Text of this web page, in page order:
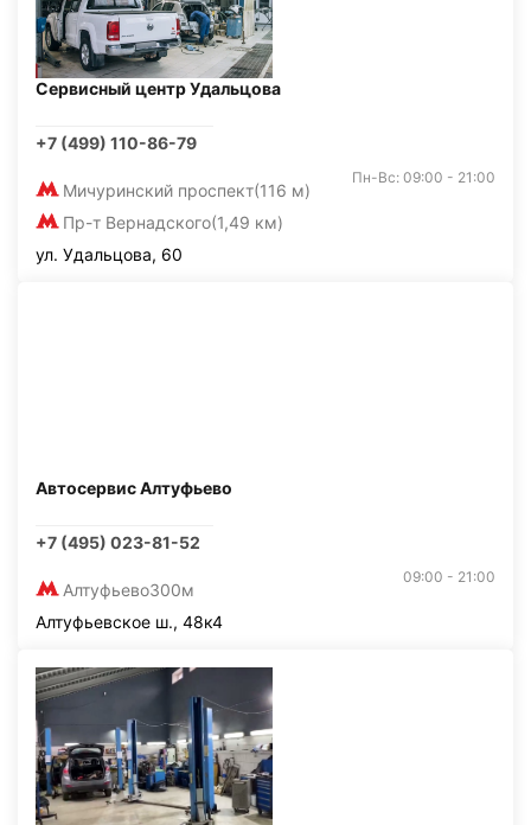
Сервисный центр Удальцова
+7 (499) 110-86-79
Мичуринский проспект(116 м)
Пр-т Вернадского(1,49 км)
Пн-Вс: 09:00 - 21:00
ул. Удальцова, 60
Автосервис Алтуфьево
+7 (495) 023-81-52
Алтуфьево300м
09:00 - 21:00
Алтуфьевское ш., 48к4